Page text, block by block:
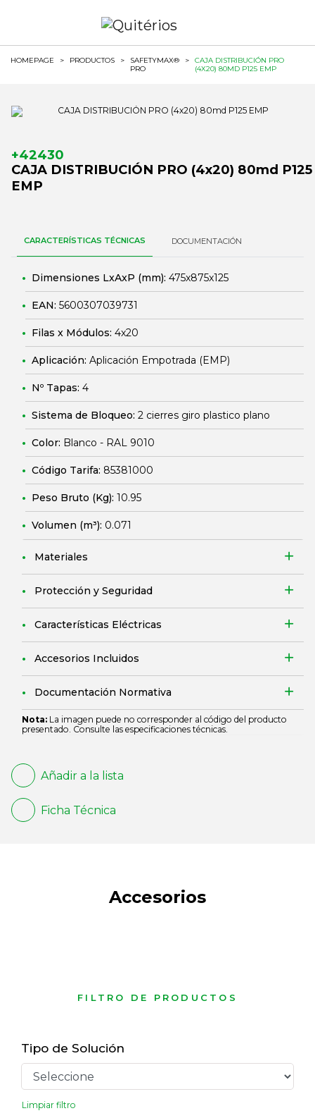
HOMEPAGE > PRODUCTOS >
SAFETYMAX®
PRO
>
CAJA DISTRIBUCIÓN PRO
(4X20) 80MD P125 EMP
+42430
CAJA DISTRIBUCIÓN PRO (4x20) 80md P125
EMP
CARACTERÍSTICAS TÉCNICAS DOCUMENTACIÓN
Dimensiones LxAxP (mm): 475x875x125
EAN: 5600307039731
Filas x Módulos: 4x20
Aplicación: Aplicación Empotrada (EMP)
Nº Tapas: 4
Sistema de Bloqueo: 2 cierres giro plastico plano
Color: Blanco - RAL 9010
Código Tarifa: 85381000
Peso Bruto (Kg): 10.95
Volumen (m³): 0.071
Materiales
Protección y Seguridad
Características Eléctricas
Accesorios Incluidos
Documentación Normativa
Nota: La imagen puede no corresponder al código del producto
presentado. Consulte las especificaciones técnicas.
Añadir a la lista
Ficha Técnica
Accesorios
FILTRO DE PRODUCTOS
Tipo de Solución
Limpiar filtro